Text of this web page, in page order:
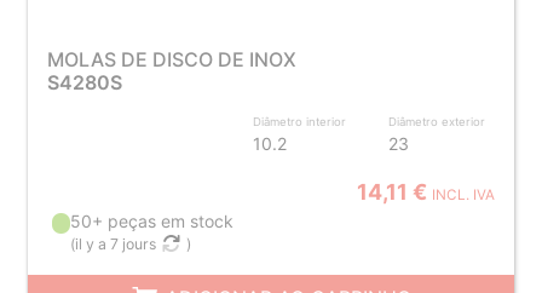
MOLAS DE DISCO DE INOX
S4280S
Diâmetro interior
10.2
Diâmetro exterior
23
14,11 € INCL. IVA
50+ peças em stock
(il y a 7 jours )